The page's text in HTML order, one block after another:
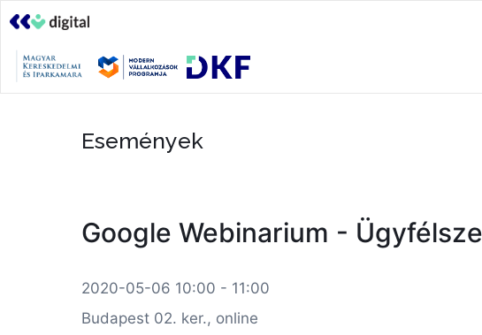
Események
Google Webinarium -
2020-05-06 10:00 - 11:00
Budapest 02. ker., online